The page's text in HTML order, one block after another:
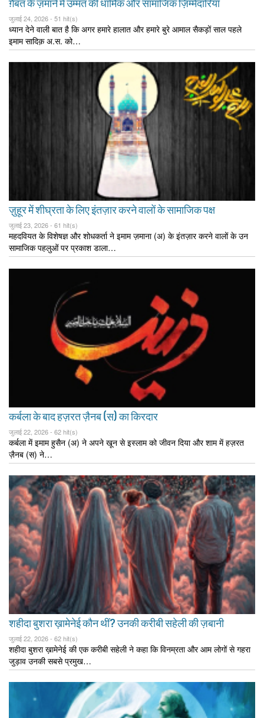
जुलाई 24, 2026 - 51 hit(s)
ध्यान देने वाली बात है कि अगर हमारे हालात और हमारे बुरे आमाल सैकड़ों साल पहले
इमाम सादिक़ अ.स. को…
ज़ुहूर में शीघ्रता के लिए इंतज़ार करने वालों के सामाजिक पक्ष
जुलाई 23, 2026 - 61 hit(s)
महदवियत के विशेषज्ञ और शोधकर्ता ने इमाम ज़माना (अ) के इंतज़ार करने वालों के उन
सामाजिक पहलुओं पर प्रकाश डाला…
कर्बला के बाद हज़रत ज़ैनब (स) का किरदार
जुलाई 22, 2026 - 62 hit(s)
कर्बला में इमाम हुसैन (अ) ने अपने खून से इस्लाम को जीवन दिया और शाम में हज़रत
ज़ैनब (स) ने…
शहीदा बुशरा ख़ामेनेई कौन थीं? उनकी करीबी सहेली की ज़बानी
जुलाई 22, 2026 - 62 hit(s)
शहीदा बुशरा ख़ामेनेई की एक करीबी सहेली ने कहा कि विनम्रता और आम लोगों से गहरा
जुड़ाव उनकी सबसे प्रमुख…